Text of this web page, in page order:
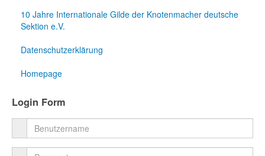
10 Jahre Internationale Gilde der Knotenmacher deutsche
Sektion e.V.
Datenschutzerklärung
Homepage
Login Form